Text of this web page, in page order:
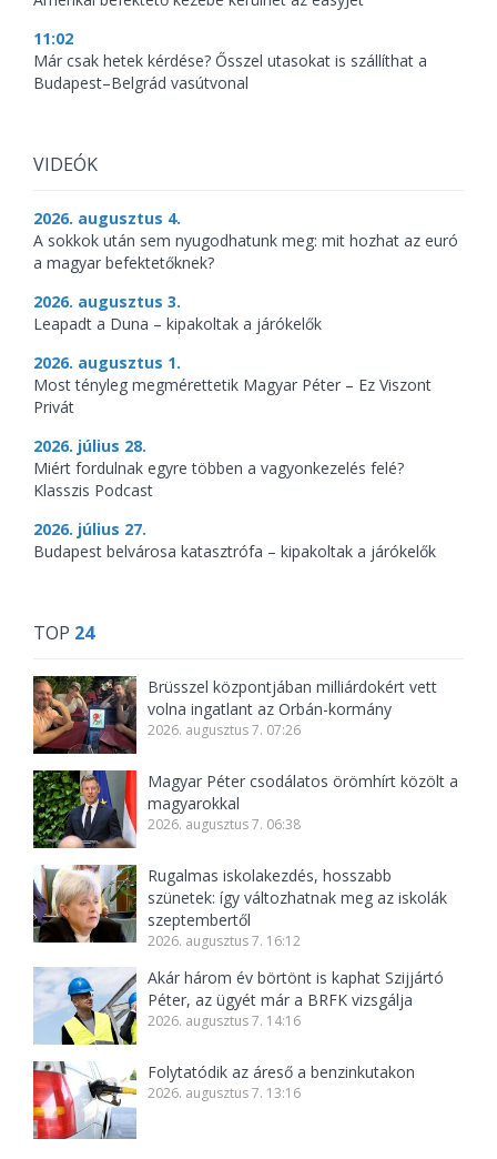
11:02
Már csak hetek kérdése? Ősszel utasokat is szállíthat a
Budapest–Belgrád vasútvonal
VIDEÓK
2026. augusztus 4.
A sokkok után sem nyugodhatunk meg: mit hozhat az euró
a magyar befektetőknek?
2026. augusztus 3.
Leapadt a Duna – kipakoltak a járókelők
2026. augusztus 1.
Most tényleg megmérettetik Magyar Péter – Ez Viszont
Privát
2026. július 28.
Miért fordulnak egyre többen a vagyonkezelés felé?
Klasszis Podcast
2026. július 27.
Budapest belvárosa katasztrófa – kipakoltak a járókelők
TOP 24
Brüsszel központjában milliárdokért vett
volna ingatlant az Orbán-kormány
2026. augusztus 7. 07:26
Magyar Péter csodálatos örömhírt közölt a
magyarokkal
2026. augusztus 7. 06:38
Rugalmas iskolakezdés, hosszabb
szünetek: így változhatnak meg az iskolák
szeptembertől
2026. augusztus 7. 16:12
Akár három év börtönt is kaphat Szijjártó
Péter, az ügyét már a BRFK vizsgálja
2026. augusztus 7. 14:16
Folytatódik az áreső a benzinkutakon
2026. augusztus 7. 13:16